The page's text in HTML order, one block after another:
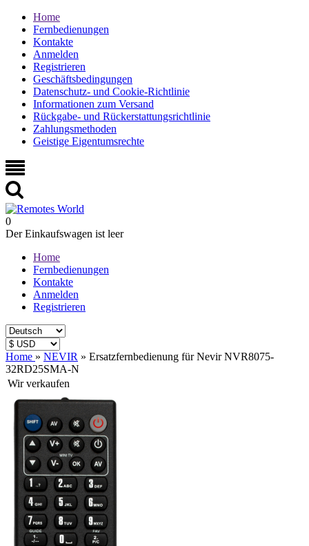
Home
Fernbedienungen
Kontakte
Anmelden
Registrieren
Geschäftsbedingungen
Datenschutz- und Cookie-Richtlinie
Informationen zum Versand
Rückgabe- und Rückerstattungsrichtlinie
Zahlungsmethoden
Geistige Eigentumsrechte
0
Der Einkaufswagen ist leer
Home
Fernbedienungen
Kontakte
Anmelden
Registrieren
Home » NEVIR » Ersatzfernbedienung für Nevir NVR8075-
32RD25SMA-N
Wir verkaufen